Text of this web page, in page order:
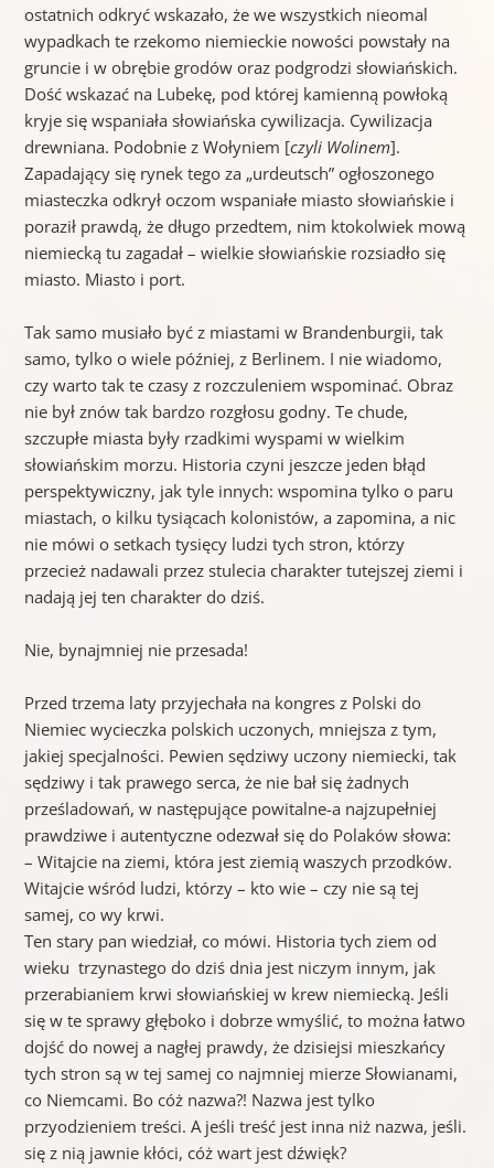
ostatnich odkryć wskazało, że we wszystkich nieomal
wypadkach te rzekomo niemieckie nowości powstały na
gruncie i w obrębie grodów oraz podgrodzi słowiańskich.
Dość wskazać na Lubekę, pod której kamienną powłoką
kryje się wspaniała słowiańska cywilizacja. Cywilizacja
drewniana. Podobnie z Wołyniem [czyli Wolinem].
Zapadający się rynek tego za „urdeutsch” ogłoszonego
miasteczka odkrył oczom wspaniałe miasto słowiańskie i
poraził prawdą, że długo przedtem, nim ktokolwiek mową
niemiecką tu zagadał – wielkie słowiańskie rozsiadło się
miasto. Miasto i port.
Tak samo musiało być z miastami w Brandenburgii, tak
samo, tylko o wiele później, z Berlinem. I nie wiadomo,
czy warto tak te czasy z rozczuleniem wspominać. Obraz
nie był znów tak bardzo rozgłosu godny. Te chude,
szczupłe miasta były rzadkimi wyspami w wielkim
słowiańskim morzu. Historia czyni jeszcze jeden błąd
perspektywiczny, jak tyle innych: wspomina tylko o paru
miastach, o kilku tysiącach kolonistów, a zapomina, a nic
nie mówi o setkach tysięcy ludzi tych stron, którzy
przecież nadawali przez stulecia charakter tutejszej ziemi i
nadają jej ten charakter do dziś.
Nie, bynajmniej nie przesada!
Przed trzema laty przyjechała na kongres z Polski do
Niemiec wycieczka polskich uczonych, mniejsza z tym,
jakiej specjalności. Pewien sędziwy uczony niemiecki, tak
sędziwy i tak prawego serca, że nie bał się żadnych
prześladowań, w następujące powitalne-a najzupełniej
prawdziwe i autentyczne odezwał się do Polaków słowa:
– Witajcie na ziemi, która jest ziemią waszych przodków.
Witajcie wśród ludzi, którzy – kto wie – czy nie są tej
samej, co wy krwi.
Ten stary pan wiedział, co mówi. Historia tych ziem od
wieku trzynastego do dziś dnia jest niczym innym, jak
przerabianiem krwi słowiańskiej w krew niemiecką. Jeśli
się w te sprawy głęboko i dobrze wmyślić, to można łatwo
dojść do nowej a nagłej prawdy, że dzisiejsi mieszkańcy
tych stron są w tej samej co najmniej mierze Słowianami,
co Niemcami. Bo cóż nazwa?! Nazwa jest tylko
przyodzieniem treści. A jeśli treść jest inna niż nazwa, jeśli.
się z nią jawnie kłóci, cóż wart jest dźwięk?